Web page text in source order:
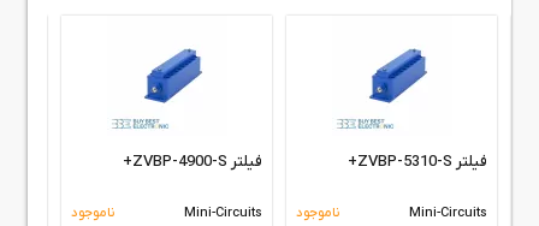
فیلتر ZVBP-5310-S+
Mini-Circuits ناموجود
فیلتر ZVBP-4900-S+
Mini-Circuits ناموجود